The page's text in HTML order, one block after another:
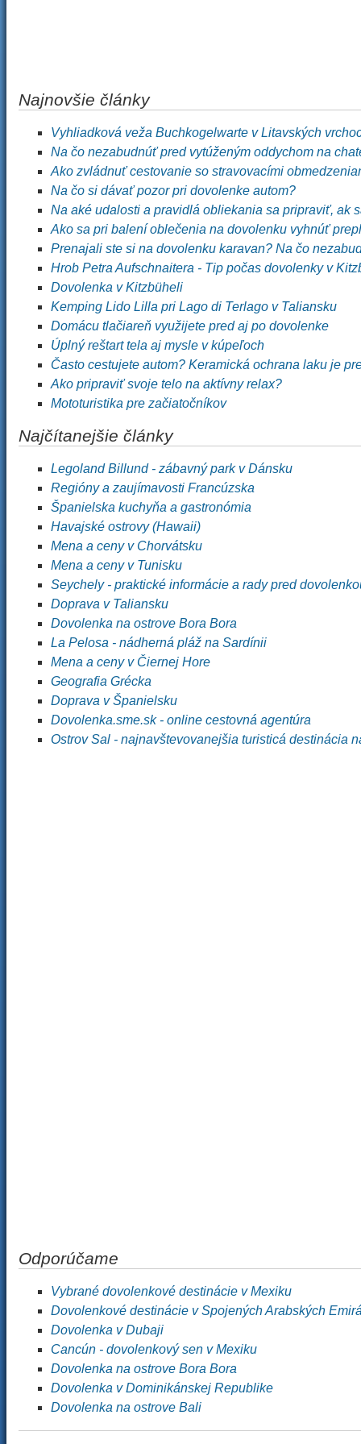
Najnovšie články
Vyhliadková veža Buchkogelwarte v Litavských
Na čo nezabudnúť pred vytúženým oddychom na
Ako zvládnuť cestovanie so stravovacími
Na čo si dávať pozor pri dovolenke autom?
Na aké udalosti a pravidlá obliekania sa pripraviť, ak
Ako sa pri balení oblečenia na dovolenku vyhnúť
Prenajali ste si na dovolenku karavan? Na čo
Hrob Petra Aufschnaitera - Tip počas dovolenky v
Dovolenka v Kitzbüheli
Kemping Lido Lilla pri Lago di Terlago v Taliansku
Domácu tlačiareň využijete pred aj po dovolenke
Úplný reštart tela aj mysle v kúpeľoch
Často cestujete autom? Keramická ochrana laku je
Ako pripraviť svoje telo na aktívny relax?
Mototuristika pre začiatočníkov
Najčítanejšie články
Legoland Billund - zábavný park v Dánsku
Regióny a zaujímavosti Francúzska
Španielska kuchyňa a gastronómia
Havajské ostrovy (Hawaii)
Mena a ceny v Chorvátsku
Mena a ceny v Tunisku
Seychely - praktické informácie a rady pred
Doprava v Taliansku
Dovolenka na ostrove Bora Bora
La Pelosa - nádherná pláž na Sardínii
Mena a ceny v Čiernej Hore
Geografia Grécka
Doprava v Španielsku
Dovolenka.sme.sk - online cestovná agentúra
Ostrov Sal - najnavštevovanejšia turisticá destinácia
Odporúčame
Vybrané dovolenkové destinácie v Mexiku
Dovolenkové destinácie v Spojených Arabských
Dovolenka v Dubaji
Cancún - dovolenkový sen v Mexiku
Dovolenka na ostrove Bora Bora
Dovolenka v Dominikánskej Republike
Dovolenka na ostrove Bali